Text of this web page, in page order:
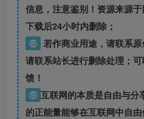
信息，注意鉴别！资源来源
下载后24小时内删除；
⑧ 若作商业用途，请联系
请联系站长进行删除处理；
馈！
⑨ 互联网的本质是自由与分
的正能量能够在互联网中自由